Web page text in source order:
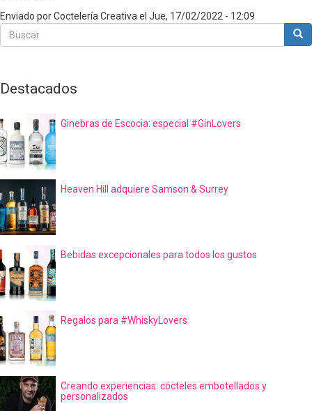
Enviado porCoctelería Creativael Jue, 17/02/2022 - 12:09
Buscar
Buscar
Destacados
Ginebras de Escocia: especial #GinLovers
Heaven Hill adquiere Samson & Surrey
Bebidas excepcionales para todos los gustos
Regalos para #WhiskyLovers
Creando experiencias: cócteles embotellados y
personalizados